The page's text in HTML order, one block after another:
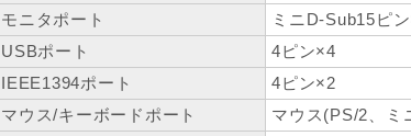
モニタポート
ミニD-Sub15ピ
USBポート
4ピン×4
IEEE1394ポート
4ピン×2
マウス/キーボードポート
マウス(PS/2、ミ